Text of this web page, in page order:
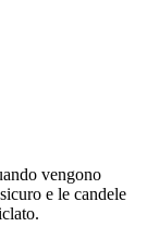
vengono
e le candele